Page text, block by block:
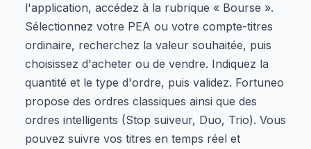
l'application, accédez à la rubrique « Bourse ».
Sélectionnez votre PEA ou votre compte-titres
ordinaire, recherchez la valeur souhaitée, puis
choisissez d'acheter ou de vendre. Indiquez la
quantité et le type d'ordre, puis validez. Fortuneo
propose des ordres classiques ainsi que des
ordres intelligents (Stop suiveur, Duo, Trio). Vous
pouvez suivre vos titres en temps réel et